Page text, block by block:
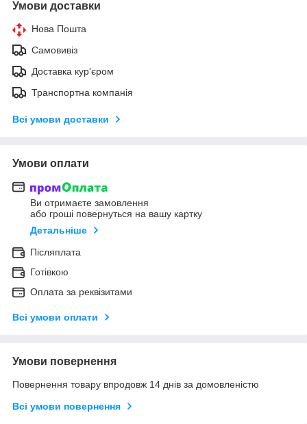
Умови доставки
Нова Пошта
Самовивіз
Доставка кур'єром
Транспортна компанія
Всі умови доставки
Умови оплати
Ви отримаєте замовлення
або гроші повернуться на вашу картку
Детальніше
Післяплата
Готівкою
Оплата за реквізитами
Всі умови оплати
Умови повернення
Повернення товару впродовж 14 днів за домовленістю
Всі умови повернення